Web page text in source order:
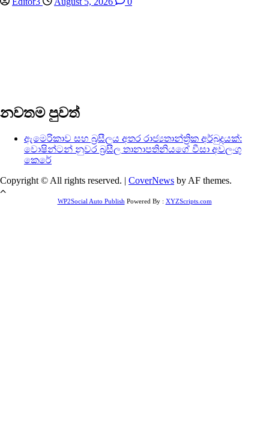
නවතම පුවත්
ඇමෙරිකාව සහ බ්‍රසීලය අතර රාජ්‍යතාන්ත්‍රික අර්බුදයක්:
වොෂින්ටන් නුවර බ්‍රසීල තානාපතිනියගේ වීසා අවලංගු
කෙරේ
Copyright © All rights reserved. | CoverNews by AF themes.
WP2Social Auto Publish Powered By : XYZScripts.com